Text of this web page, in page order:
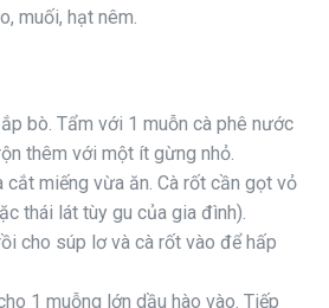
muối, hạt nêm.
bò. Tẩm với 1 muỗn cà phê nước
thêm với một ít gừng nhỏ.
cắt miếng vừa ăn. Cà rốt cần gọt vỏ
thái lát tùy gu của gia đình).
cho súp lơ và cà rốt vào để hấp
1 muỗng lớn dầu hào vào. Tiếp